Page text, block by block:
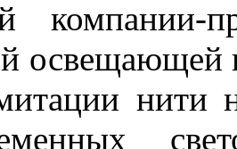
компании-
освещающей
нити